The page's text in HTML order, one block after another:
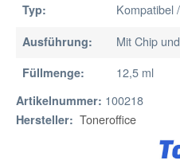
Typ: Kompatibel
Ausführung: Mit Chip
Füllmenge: 12,5 ml
Artikelnummer: 100218
Hersteller: Toneroffice